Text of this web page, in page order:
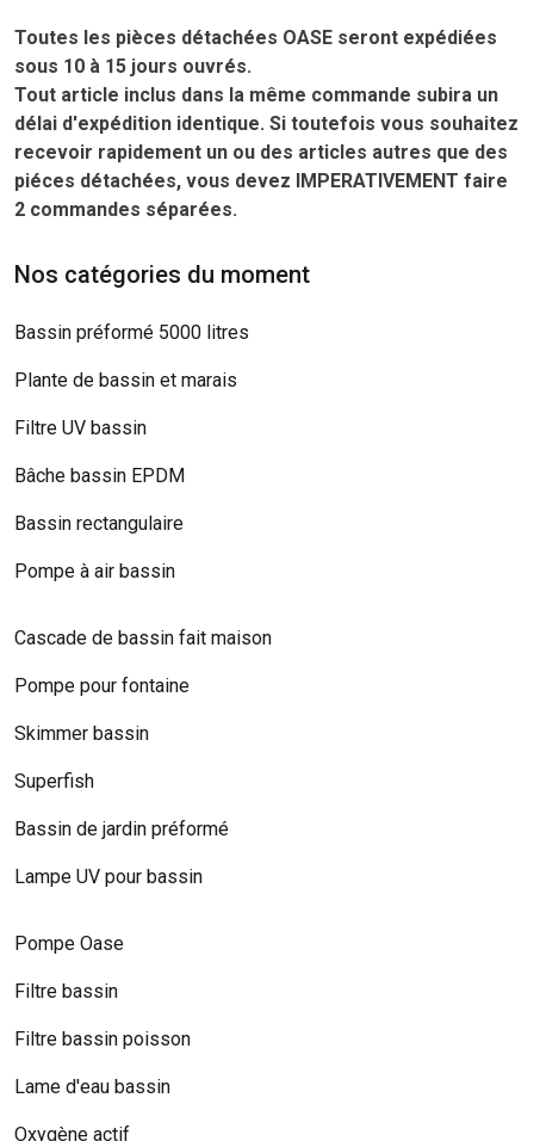
Toutes les pièces détachées OASE seront expédiées
sous 10 à 15 jours ouvrés.
Tout article inclus dans la même commande subira un
délai d'expédition identique. Si toutefois vous souhaitez
recevoir rapidement un ou des articles autres que des
piéces détachées, vous devez IMPERATIVEMENT faire
2 commandes séparées.
Nos catégories du moment
Bassin préformé 5000 litres
Plante de bassin et marais
Filtre UV bassin
Bâche bassin EPDM
Bassin rectangulaire
Pompe à air bassin
Cascade de bassin fait maison
Pompe pour fontaine
Skimmer bassin
Superfish
Bassin de jardin préformé
Lampe UV pour bassin
Pompe Oase
Filtre bassin
Filtre bassin poisson
Lame d'eau bassin
Oxygène actif